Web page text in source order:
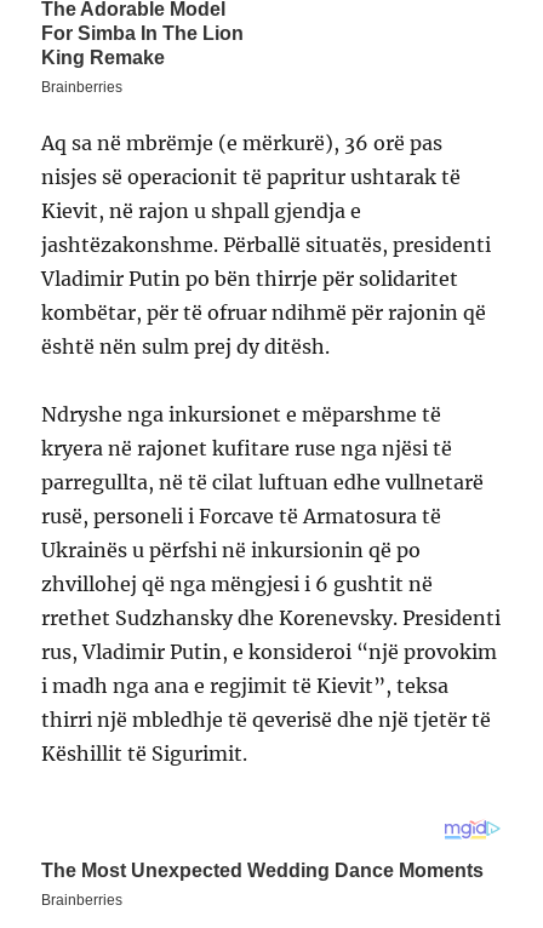
Aq sa në mbrëmje (e mërkurë), 36 orë pas
nisjes së operacionit të papritur ushtarak të
Kievit, në rajon u shpall gjendja e
jashtëzakonshme. Përballë situatës, presidenti
Vladimir Putin po bën thirrje për solidaritet
kombëtar, për të ofruar ndihmë për rajonin që
është nën sulm prej dy ditësh.
Ndryshe nga inkursionet e mëparshme të
kryera në rajonet kufitare ruse nga njësi të
parregullta, në të cilat luftuan edhe vullnetarë
rusë, personeli i Forcave të Armatosura të
Ukrainës u përfshi në inkursionin që po
zhvillohej që nga mëngjesi i 6 gushtit në
rrethet Sudzhansky dhe Korenevsky. Presidenti
rus, Vladimir Putin, e konsideroi “një provokim
i madh nga ana e regjimit të Kievit”, teksa
thirri një mbledhje të qeverisë dhe një tjetër të
Këshillit të Sigurimit.